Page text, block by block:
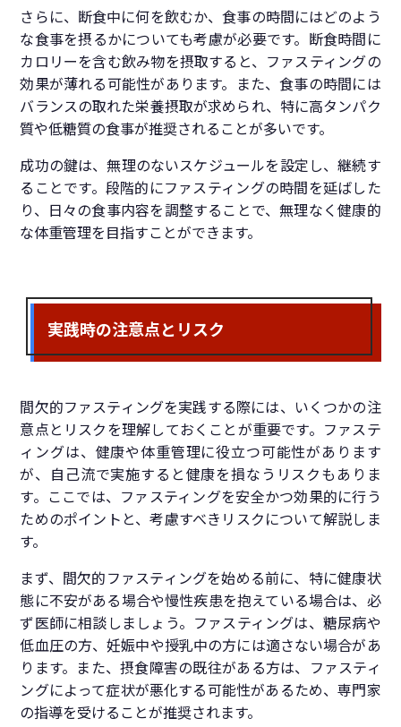
さらに、断食中に何を飲むか、食事の時間にはどのよう
な食事を摂るかについても考慮が必要です。断食時間に
カロリーを含む飲み物を摂取すると、ファスティングの
効果が薄れる可能性があります。また、食事の時間には
バランスの取れた栄養摂取が求められ、特に高タンパク
質や低糖質の食事が推奨されることが多いです。
成功の鍵は、無理のないスケジュールを設定し、継続す
ることです。段階的にファスティングの時間を延ばした
り、日々の食事内容を調整することで、無理なく健康的
な体重管理を目指すことができます。
実践時の注意点とリスク
間欠的ファスティングを実践する際には、いくつかの注
意点とリスクを理解しておくことが重要です。ファステ
ィングは、健康や体重管理に役立つ可能性があります
が、自己流で実施すると健康を損なうリスクもありま
す。ここでは、ファスティングを安全かつ効果的に行う
ためのポイントと、考慮すべきリスクについて解説しま
す。
まず、間欠的ファスティングを始める前に、特に健康状
態に不安がある場合や慢性疾患を抱えている場合は、必
ず医師に相談しましょう。ファスティングは、糖尿病や
低血圧の方、妊娠中や授乳中の方には適さない場合があ
ります。また、摂食障害の既往がある方は、ファスティ
ングによって症状が悪化する可能性があるため、専門家
の指導を受けることが推奨されます。